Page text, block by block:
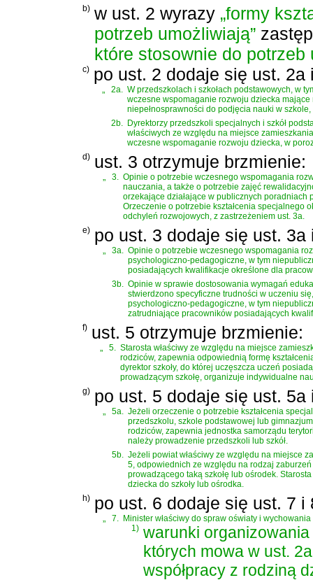
b) w ust. 2 wyrazy „formy
potrzeb umożliwiają”
które stosownie do potrzeb
c) po ust. 2 dodaje się ust. 2a
2a.
W przedszkolach i szkołach podstawowych, w
wczesne wspomaganie rozwoju dziecka
niepełnosprawności do podjęcia nauki w
2b.
Dyrektorzy przedszkoli specjalnych i szkół
właściwych ze względu na miejsce
wczesne wspomaganie rozwoju dziecka, w
d) ust. 3 otrzymuje brzmienie:
3.
Opinie o potrzebie wczesnego wspomagania
nauczania, a także o potrzebie zajęć
orzekające działające w publicznych
Orzeczenie o potrzebie kształcenia specjalnego
odchyleń rozwojowych, z zastrzeżeniem ust. 3a.
e) po ust. 3 dodaje się ust. 3a
3a.
Opinie o potrzebie wczesnego wspomagania
psychologiczno-pedagogiczne, w tym
posiadających kwalifikacje określone dla
3b.
Opinie w sprawie dostosowania wymagań
stwierdzono specyficzne trudności w uczeniu
psychologiczno-pedagogiczne, w tym
zatrudniające pracowników posiadających
f) ust. 5 otrzymuje brzmienie:
5.
Starosta właściwy ze względu na miejsce
rodziców, zapewnia odpowiednią formę
dyrektor szkoły, do której uczęszcza uczeń
prowadzącym szkołę, organizuje indywidualne
g) po ust. 5 dodaje się ust. 5a
5a.
Jeżeli orzeczenie o potrzebie kształcenia
przedszkolu, szkole podstawowej lub
rodziców, zapewnia jednostka samorządu
należy prowadzenie przedszkoli lub szkół.
5b.
Jeżeli powiat właściwy ze względu na miejsce
5, odpowiednich ze względu na rodzaj
prowadzącego taką szkołę lub ośrodek.
dziecka do szkoły lub ośrodka.
h) po ust. 6 dodaje się ust. 7 i
7.
Minister właściwy do spraw oświaty i
1) warunki
których mowa w ust.
współpracy z rodziną